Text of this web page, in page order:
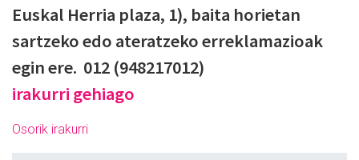
Euskal Herria plaza, 1), baita horietan
sartzeko edo ateratzeko erreklamazioak
egin ere. 012 (948217012)
irakurri gehiago
Osorik irakurri